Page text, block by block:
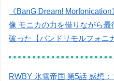
《BanG Dream!
像 モニカの力を借りながら
破った【バンドリモルフォニ
RWBY 氷雪帝国 第5話 感想